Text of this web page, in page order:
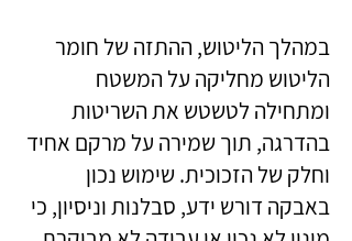
במהלך הליטוש, ההתזה של חומר
הליטוש מחליקה על המשטח
ומתחילה לטשטש את השריטות
בהדרגה, תוך שמירה על מרקם אחיד
וחלק של הזכוכית. שימוש נכון
באבקה דורש ידע, סבלנות וניסיון, כי